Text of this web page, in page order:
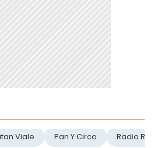
Viale Pan Y Circo Radio